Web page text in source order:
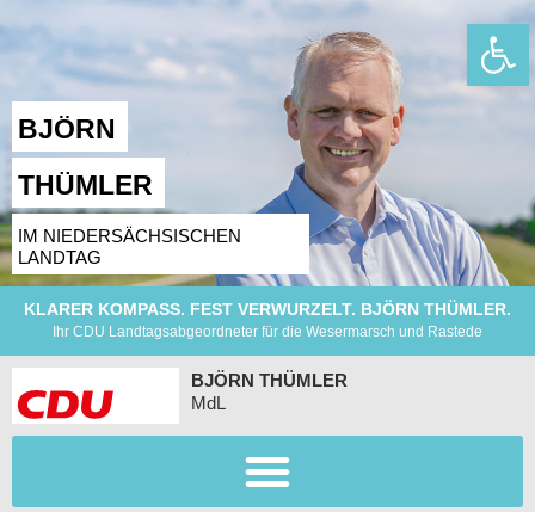
BJÖRN
THÜMLER
IM NIEDERSÄCHSISCHEN
LANDTAG
KLARER KOMPASS. FEST VERWURZELT. BJÖRN THÜMLER.
Ihr CDU Landtagsabgeordneter für die Wesermarsch und Rastede
BJÖRN THÜMLER
MdL